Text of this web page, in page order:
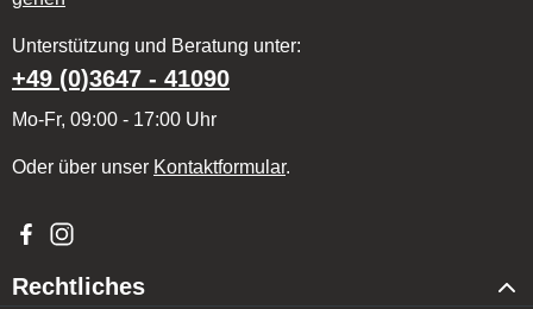
Unterstützung und Beratung unter:
+49 (0)3647 - 41090
Mo-Fr, 09:00 - 17:00 Uhr
Oder über unser Kontaktformular.
Besuche uns auf Facebook – öffnet in neuem Tab (externer
Schau auf Instagram vorbei – öffnet in neuem Tab
Rechtliches